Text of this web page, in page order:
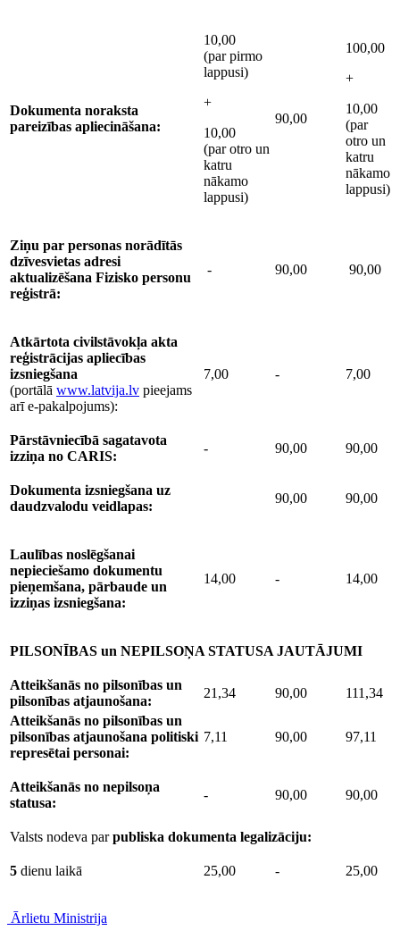
Dokumenta noraksta
pareizības apliecināšana:
10,00
(par pirmo
lappusi)
+
10,00
(par otro un
katru
nākamo
lappusi)
90,00
100,00
+
10,00
(par
otro un
katru
nākamo
lappusi)
Ziņu par personas norādītās
dzīvesvietas adresi
aktualizēšana Fizisko personu
reģistrā:
- 90,00 90,00
Atkārtota civilstāvokļa akta
reģistrācijas apliecības
izsniegšana
(portālā www.latvija.lv pieejams
arī e-pakalpojums):
7,00 - 7,00
Pārstāvniecībā sagatavota
izziņa no CARIS:
- 90,00 90,00
Dokumenta izsniegšana uz
daudzvalodu veidlapas:
90,00 90,00
Laulības noslēgšanai
nepieciešamo dokumentu
pieņemšana, pārbaude un
izziņas izsniegšana:
14,00 - 14,00
PILSONĪBAS un NEPILSOŅA STATUSA JAUTĀJUMI
Atteikšanās no pilsonības un
pilsonības atjaunošana:
21,34 90,00
111,34
Atteikšanās no pilsonības un
pilsonības atjaunošana politiski
represētai personai:
7,11 90,00 97,11
Atteikšanās no nepilsoņa
statusa:
- 90,00 90,00
Valsts nodeva parpubliska dokumenta legalizāciju:
5 dienu laikā 25,00 - 25,00
Ārlietu Ministrija